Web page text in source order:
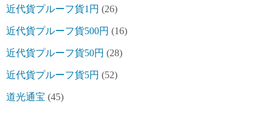
近代貨プルーフ貨1円 (26)
近代貨プルーフ貨500円 (16)
近代貨プルーフ貨50円 (28)
近代貨プルーフ貨5円 (52)
道光通宝 (45)